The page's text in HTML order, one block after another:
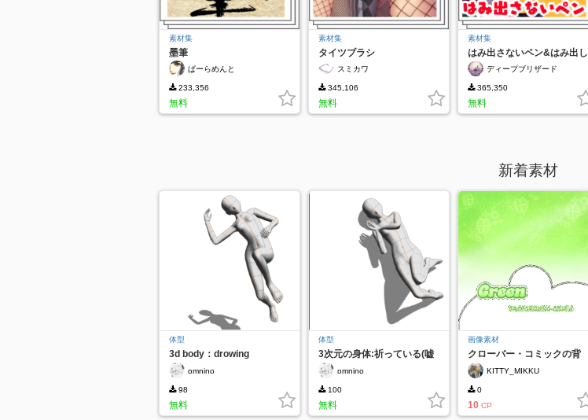
素材集
墨筆
ぱーらめんと
233,356
無料
素材集
タイツブラシ
スミカワ
345,106
無料
素材集
はみ出さないペン&はみ出し
だけ消す消しゴム
ディープブリザード
365,350
無料
新着素材
体型
3d body：drowing
omnino
98
無料
体型
3次元の身体:祈っている(嘘
つき) omnino
100
無料
画像素材
クローバー・コミックの背
景
KITTY_MIKKU
0
10 CP